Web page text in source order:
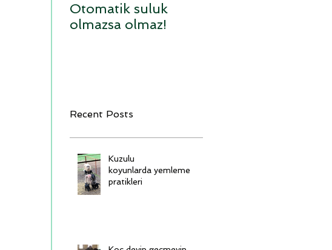
Otomatik suluk
olmazsa olmaz!
Recent Posts
Kuzulu
koyunlarda yemleme
pratikleri